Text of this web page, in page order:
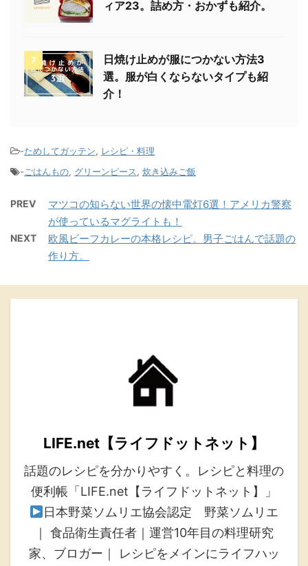
ィア23。詰め方・おかずも紹介。
7
日焼け止めが服につかない方法3
選。服が白くならないタイプも紹
介！
-ためしてガッテン, レシピ・料理
- ごはんもの, グリーンピース, 炊き込みご飯
PREV
マツコの知らない世界の懐中電灯6選！アメリカ警察
が使っているマグライトも！
NEXT
欧風ビーフカレーの本格レシピ。男子ごはんで話題の
作り方。
LIFE.net【ライフドットネット】
話題のレシピを分かりやすく。レシピと料理の
便利帳「LIFE.net【ライフドットネット】」
日本野菜ソムリエ協会認定 野菜ソムリエ
｜ 食品衛生責任者｜運営10年目の料理研究
家、ブロガー｜ レシピをメインにライフハッ